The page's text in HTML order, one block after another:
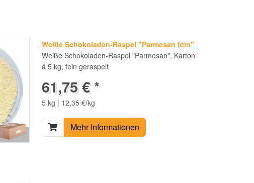
Weiße Schokoladen-Raspel "Parmesan fein"
Weiße Schokoladen-Raspel "Parmesan", Karton
á 5 kg, fein geraspelt
61,75 € *
5 kg | 12,35 €/kg
Mehr Informationen